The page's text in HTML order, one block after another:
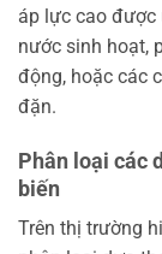
áp lực cao được
nước sinh hoạt,
động, hoặc các
đặn.
Phân loại các
biến
Trên thị trường